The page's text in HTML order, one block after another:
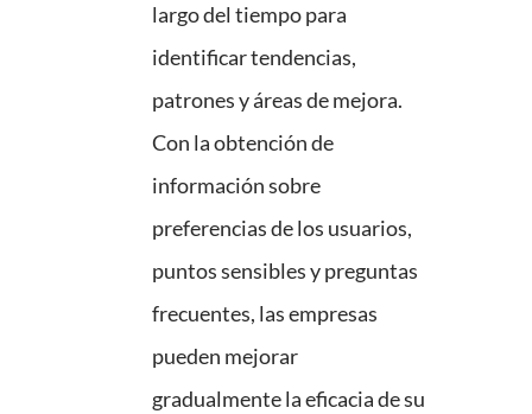
largo del tiempo para
identificar tendencias,
patrones y áreas de mejora.
Con la obtención de
información sobre
preferencias de los usuarios,
puntos sensibles y preguntas
frecuentes, las empresas
pueden mejorar
gradualmente la eficacia de su